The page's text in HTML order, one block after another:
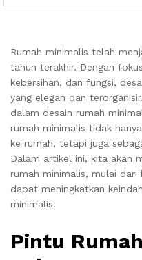
Rumah minimalis telah
tahun terakhir. Dengan
kebersihan, dan fungsi,
yang elegan dan
dalam desain rumah
rumah minimalis tidak
ke rumah, tetapi juga
Dalam artikel ini, kita akan
rumah minimalis, mulai dari
dapat meningkatkan
minimalis.
Pintu